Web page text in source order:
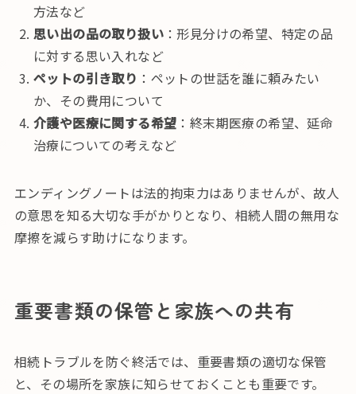
方法など
思い出の品の取り扱い：形見分けの希望、特定の品
に対する思い入れなど
ペットの引き取り ：ペットの世話を誰に頼みたい
か、その費用について
介護や医療に関する希望 ：終末期医療の希望、延命
治療についての考えなど
エンディングノートは法的拘束力はありませんが、故人
の意思を知る大切な手がかりとなり、相続人間の無用な
摩擦を減らす助けになります。
重要書類の保管と家族への共有
相続トラブルを防ぐ終活では、重要書類の適切な保管
と、その場所を家族に知らせておくことも重要です。